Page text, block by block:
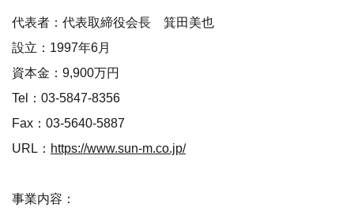
代表者：代表取締役会長 箕田美也
設立：1997年6月
資本金：9,900万円
Tel：03-5847-8356
Fax：03-5640-5887
URL： https://www.sun-m.co.jp/
事業内容：